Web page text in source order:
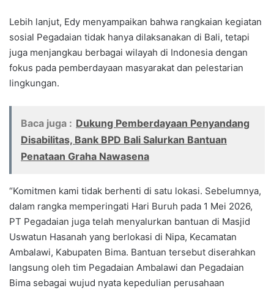
Lebih lanjut, Edy menyampaikan bahwa rangkaian kegiatan
sosial Pegadaian tidak hanya dilaksanakan di Bali, tetapi
juga menjangkau berbagai wilayah di Indonesia dengan
fokus pada pemberdayaan masyarakat dan pelestarian
lingkungan.
Baca juga : Dukung Pemberdayaan Penyandang
Disabilitas, Bank BPD Bali Salurkan Bantuan
Penataan Graha Nawasena
“Komitmen kami tidak berhenti di satu lokasi. Sebelumnya,
dalam rangka memperingati Hari Buruh pada 1 Mei 2026,
PT Pegadaian juga telah menyalurkan bantuan di Masjid
Uswatun Hasanah yang berlokasi di Nipa, Kecamatan
Ambalawi, Kabupaten Bima. Bantuan tersebut diserahkan
langsung oleh tim Pegadaian Ambalawi dan Pegadaian
Bima sebagai wujud nyata kepedulian perusahaan